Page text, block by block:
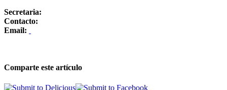
Secretaria:
Contacto:
Email:
Comparte este artículo